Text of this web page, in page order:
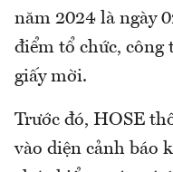
năm 2024 là ngày
điểm tổ chức, công
giấy mời.
Trước đó, HOSE
vào diện cảnh báo